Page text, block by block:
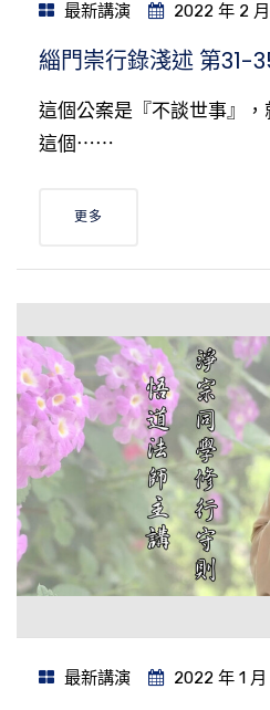
最新講演 2022 年 2
緇門崇行錄淺述 第31-
這個公案是『不談世事』，
這個⋯⋯
更多
最新講演 2022 年 1 月